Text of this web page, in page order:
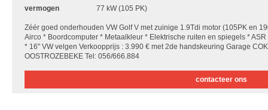
vermogen 77 kW (105 PK)
Zéér goed onderhouden VW Golf V met zuinige 1.9Tdi motor (105PK en
Airco * Boordcomputer * Metaalkleur * Elektrische ruiten en spiegels *
* 16" VW velgen Verkoopprijs : 3.990 € met 2de handskeuring Garage
OOSTROZEBEKE Tel: 056/666.884
contacteer ons